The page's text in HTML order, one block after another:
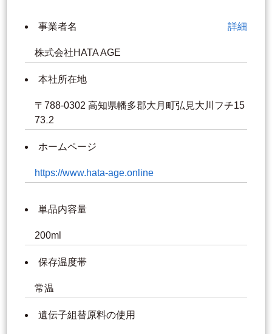
事業者名 詳細
株式会社HATA AGE
本社所在地
〒788-0302 高知県幡多郡大月町弘見大川フチ15
73₋2
ホームページ
https://www.hata-age.online
単品内容量
200ml
保存温度帯
常温
遺伝子組替原料の使用